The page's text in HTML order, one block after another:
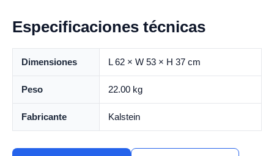
Especificaciones técnicas
Dimensiones L 62 × W 53 × H 37 cm
Peso 22.00 kg
Fabricante Kalstein